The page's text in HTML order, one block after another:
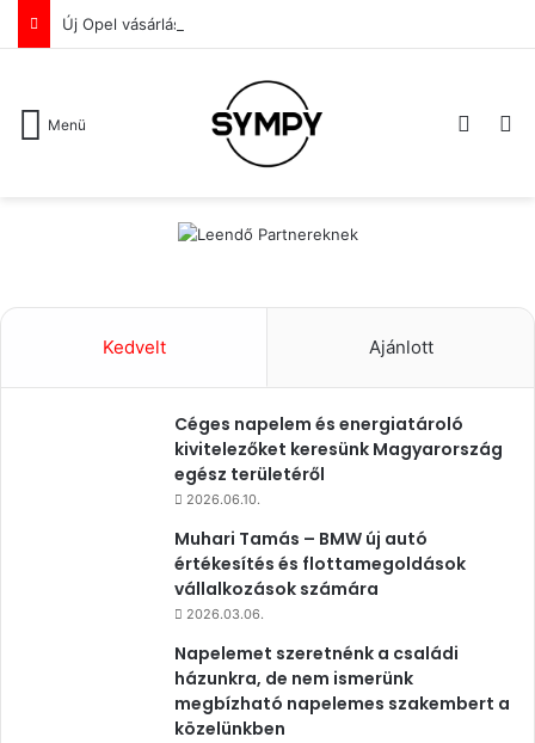
Menü
Kedvelt Ajánlott
Céges napelem és energiatároló
kivitelezőket keresünk Magyarország
egész területéről
2026.06.10.
Muhari Tamás – BMW új autó
értékesítés és flottamegoldások
vállalkozások számára
2026.03.06.
Napelemet szeretnénk a családi
házunkra, de nem ismerünk
megbízható napelemes szakembert a
közelünkben